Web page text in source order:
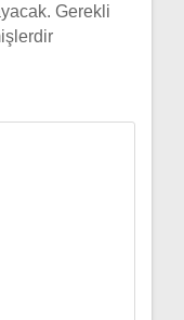
Gerekli